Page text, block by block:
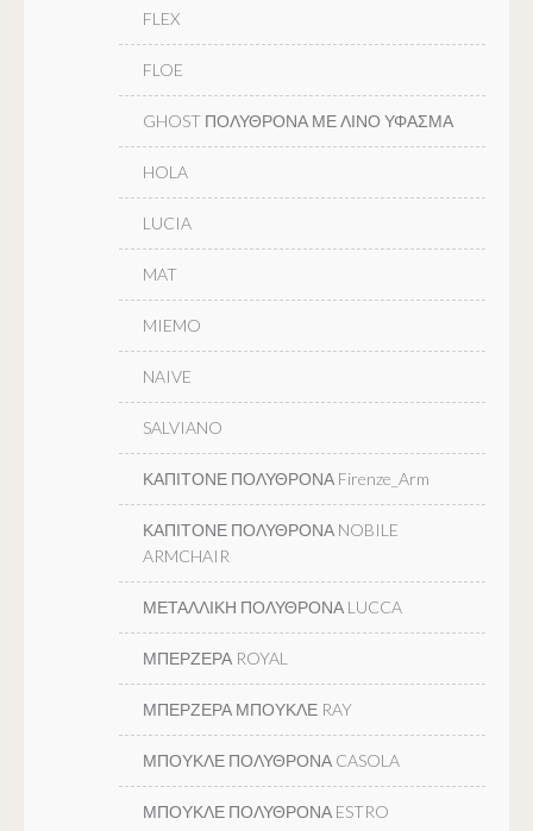
FLEX
FLOE
GHOST ΠΟΛΥΘΡΟΝΑ ΜΕ ΛΙΝΟ ΥΦΑΣΜΑ
HOLA
LUCIA
MAT
MIEMO
NAIVE
SALVIANO
ΚΑΠΙΤΟΝΕ ΠΟΛΥΘΡΟΝΑ Firenze_Arm
ΚΑΠΙΤΟΝΕ ΠΟΛΥΘΡΟΝΑ NOBILE
ARMCHAIR
ΜΕΤΑΛΛΙΚΗ ΠΟΛΥΘΡΟΝΑ LUCCA
ΜΠΕΡΖΕΡΑ ROYAL
ΜΠΕΡΖΕΡΑ ΜΠΟΥΚΛΕ RAY
ΜΠΟΥΚΛΕ ΠΟΛΥΘΡΟΝΑ CASOLA
ΜΠΟΥΚΛΕ ΠΟΛΥΘΡΟΝΑ ESTRO